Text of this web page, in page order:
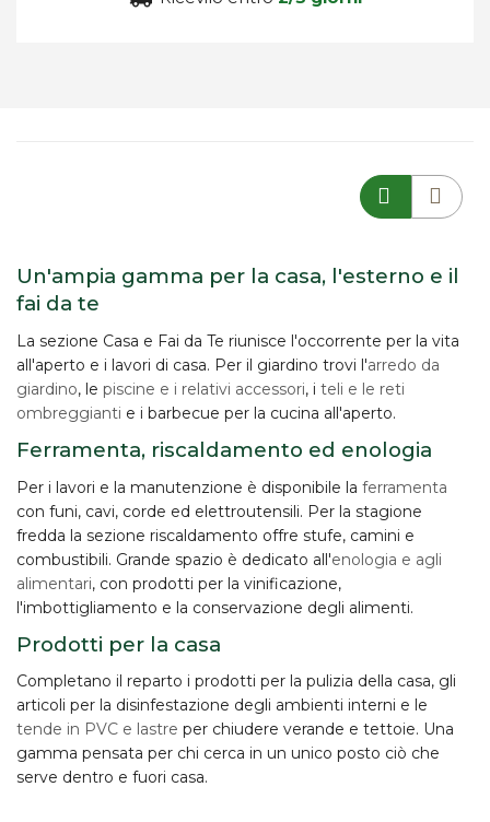
Un'ampia gamma per la casa, l'esterno e il
fai da te
La sezione Casa e Fai da Te riunisce l'occorrente per la vita
all'aperto e i lavori di casa. Per il giardino trovi l'arredo da
giardino, le piscine e i relativi accessori, i teli e le reti
ombreggianti e i barbecue per la cucina all'aperto.
Ferramenta, riscaldamento ed enologia
Per i lavori e la manutenzione è disponibile la ferramenta
con funi, cavi, corde ed elettroutensili. Per la stagione
fredda la sezione riscaldamento offre stufe, camini e
combustibili. Grande spazio è dedicato all'enologia e agli
alimentari, con prodotti per la vinificazione,
l'imbottigliamento e la conservazione degli alimenti.
Prodotti per la casa
Completano il reparto i prodotti per la pulizia della casa, gli
articoli per la disinfestazione degli ambienti interni e le
tende in PVC e lastre per chiudere verande e tettoie. Una
gamma pensata per chi cerca in un unico posto ciò che
serve dentro e fuori casa.